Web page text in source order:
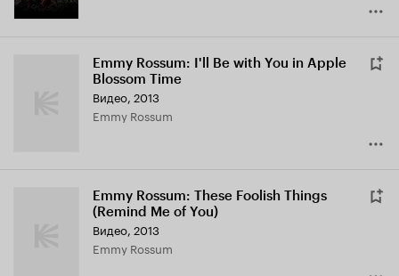
Emmy Rossum: I'll Be with You in Apple
Blossom Time
Видео, 2013
Emmy Rossum
Emmy Rossum: These Foolish Things
(Remind Me of You)
Видео, 2013
Emmy Rossum